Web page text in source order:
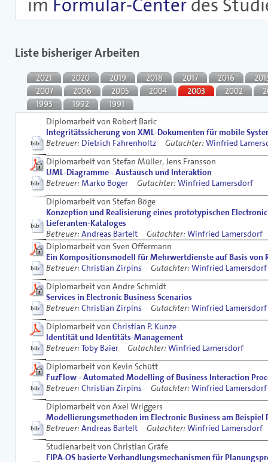
im Formular-Center des
Liste bisheriger Arbeiten
2021 2020 2019 2018 2017 2016
2007
2006 2005 2004 2003 2002
1993
1992
1991
Diplomarbeit von Robert Baric
Integritätssicherung von XML-Dokumenten für mobile
Betreuer: Dietrich Fahrenholtz Gutachter: Winfried
Diplomarbeit von Stefan Müller, Jens Fransson
UML-Diagramme - Austausch und Interaktion
Betreuer: Marko Boger Gutachter: Winfried Lamersdorf
Diplomarbeit von Stefan Böge
Konzeption und Realisierung eines prototypischen
Lieferanten-Kataloges
Betreuer: Andreas Bartelt Gutachter: Winfried Lamersdorf
Diplomarbeit von Sven Offermann
Ein Kompositionsmodell für Mehrwertdienste auf Basis von
Betreuer: Christian Zirpins Gutachter: Winfried Lamersdorf
Diplomarbeit von Andre Schmidt
Services in Electronic Business Scenarios
Betreuer: Christian Zirpins Gutachter: Winfried Lamersdorf
Diplomarbeit von Christian P. Kunze
Identität und Identitäts-Management
Betreuer: Toby Baier Gutachter: Winfried Lamersdorf
Diplomarbeit von Kevin Schütt
FuzFlow - Automated Modelling of Business Interaction
Betreuer: Christian Zirpins Gutachter: Winfried Lamersdorf
Diplomarbeit von Axel Wriggers
Modellierungsmethoden im Electronic Business am
Betreuer: Andreas Bartelt Gutachter: Winfried Lamersdorf
Studienarbeit von Christian Gräfe
FIPA-OS basierte Verhandlungsmechanismen für